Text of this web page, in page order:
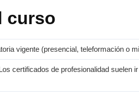
curso
vigente (presencial, teleformación o
certificados de profesionalidad suelen